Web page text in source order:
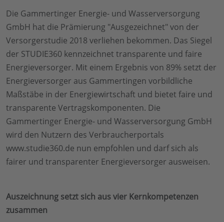
Die Gammertinger Energie- und Wasserversorgung
GmbH hat die Prämierung "Ausgezeichnet" von der
Versorgerstudie 2018 verliehen bekommen. Das Siegel
der STUDIE360 kennzeichnet transparente und faire
Energieversorger. Mit einem Ergebnis von 89% setzt der
Energieversorger aus Gammertingen vorbildliche
Maßstäbe in der Energiewirtschaft und bietet faire und
transparente Vertragskomponenten. Die
Gammertinger Energie- und Wasserversorgung GmbH
wird den Nutzern des Verbraucherportals
www.studie360.de nun empfohlen und darf sich als
fairer und transparenter Energieversorger ausweisen.
Auszeichnung setzt sich aus vier Kernkompetenzen
zusammen